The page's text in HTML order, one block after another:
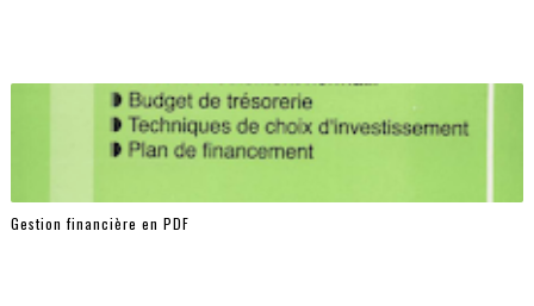
Gestion financière en PDF